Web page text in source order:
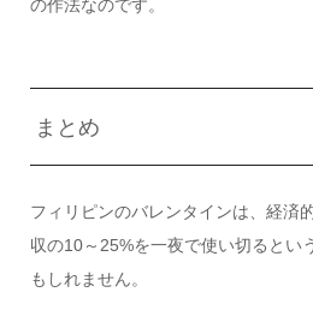
の作法なのです。
まとめ
フィリピンのバレンタインは、経済
収の10～25%を一夜で使い切るとい
もしれません。